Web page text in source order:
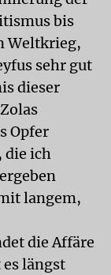
bis
Weltkrieg,
sehr gut
dieser
Opfer
die ich
langem,
die Affäre
längst